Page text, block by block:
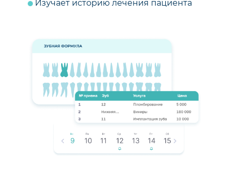
Изучает историю лечения пациента